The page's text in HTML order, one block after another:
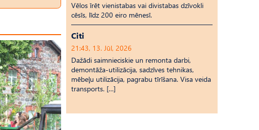
Vēlos īrēt vienistabas vai divistabas dzīvokli
cēsīs, līdz 200 eiro mēnesī.
Citi
21:43, 13. Jūl, 2026
Dažādi saimnieciskie un remonta darbi,
demontāža-utilizācija, sadzīves tehnikas,
mēbeļu utilizācija, pagrabu tīrīšana. Visa veida
transports. […]